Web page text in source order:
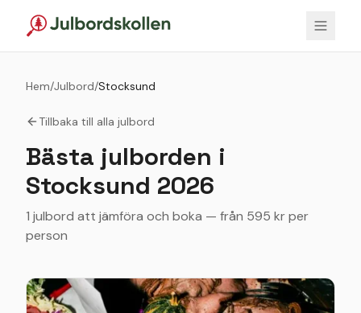
Hem/Julbord/Stocksund
Tillbaka till alla julbord
Bästa julborden i
Stocksund 2026
1 julbord att jämföra och boka — från 595 kr per
person